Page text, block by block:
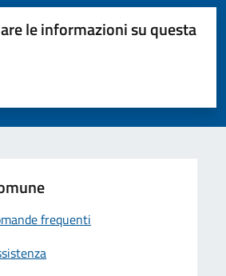
le informazioni su questa
5 stelle su 5
su 5
su 5
5
frequenti